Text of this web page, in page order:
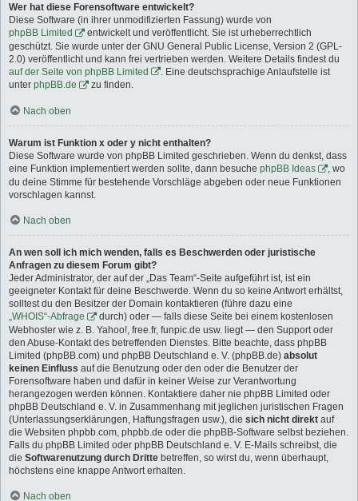
Wer hat diese Forensoftware entwickelt?
Diese Software (in ihrer unmodifizierten Fassung) wurde von
phpBB Limited
entwickelt und veröffentlicht. Sie ist urheberrechtlich
geschützt. Sie wurde unter der GNU General Public License, Version 2 (GPL-
2.0) veröffentlicht und kann frei vertrieben werden. Weitere Details findest du
auf der Seite von phpBB Limited
. Eine deutschsprachige Anlaufstelle ist
unter phpBB.de zu finden.
Nach oben
Warum ist Funktion x oder y nicht enthalten?
Diese Software wurde von phpBB Limited geschrieben. Wenn du denkst, dass
eine Funktion implementiert werden sollte, dann besuche phpBB Ideas
, wo
du deine Stimme für bestehende Vorschläge abgeben oder neue Funktionen
vorschlagen kannst.
Nach oben
An wen soll ich mich wenden, falls es Beschwerden oder juristische
Anfragen zu diesem Forum gibt?
Jeder Administrator, der auf der „Das Team“-Seite aufgeführt ist, ist ein
geeigneter Kontakt für deine Beschwerde. Wenn du so keine Antwort erhältst,
solltest du den Besitzer der Domain kontaktieren (führe dazu eine
„WHOIS“-Abfrage
durch) oder — falls diese Seite bei einem kostenlosen
Webhoster wie z. B. Yahoo!, free.fr, funpic.de usw. liegt — den Support oder
den Abuse-Kontakt des betreffenden Dienstes. Bitte beachte, dass phpBB
Limited (phpBB.com) und phpBB Deutschland e. V. (phpBB.de) absolut
keinen Einfluss auf die Benutzung oder den oder die Benutzer der
Forensoftware haben und dafür in keiner Weise zur Verantwortung
herangezogen werden können. Kontaktiere daher nie phpBB Limited oder
phpBB Deutschland e. V. in Zusammenhang mit jeglichen juristischen Fragen
(Unterlassungserklärungen, Haftungsfragen usw.), die sich nicht direkt auf
die Websiten phpbb.com, phpbb.de oder die phpBB-Software selbst beziehen.
Falls du phpBB Limited oder phpBB Deutschland e. V. E-Mails schreibst, die
die Softwarenutzung durch Dritte betreffen, so wirst du, wenn überhaupt,
höchstens eine knappe Antwort erhalten.
Nach oben